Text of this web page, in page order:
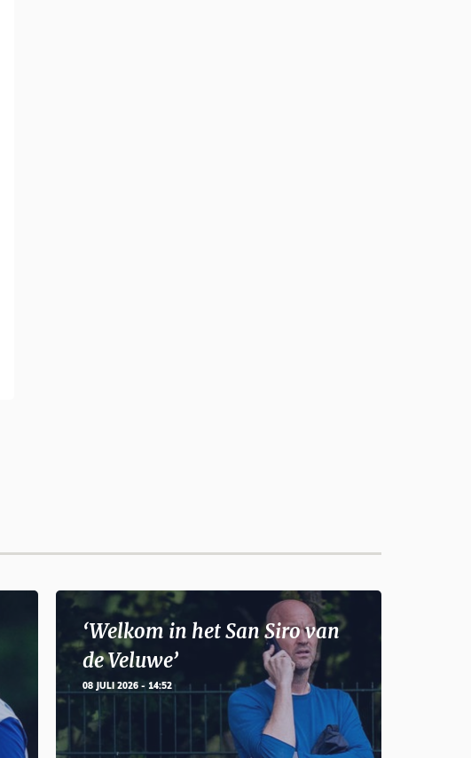
‘Welkom in het San Siro van
de Veluwe’
08 JULI 2026 - 14:52